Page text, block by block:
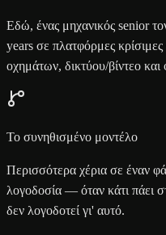
Εδώ, ένας μηχανικός senior
years σε πλατφόρμες
οχημάτων, δικτύου/βίντεο και
Το συνηθισμένο μοντέλο
Περισσότερα χέρια σε έναν
λογοδοσία — όταν κάτι πάει
δεν λογοδοτεί γι' αυτό.